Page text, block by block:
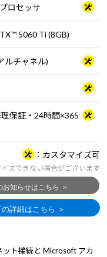
ロセッサ
5060 Ti (8GB)
ルチャネル)
保証・24時間×365
カスタマイズ可
ズできない場合がございます
ト接続と Microsoft アカ